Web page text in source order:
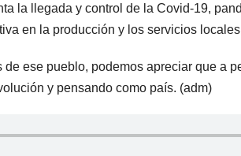
la llegada y control de la Covid-19,
en la producción y los servicios
ese pueblo, podemos apreciar que a
y pensando como país. (adm)